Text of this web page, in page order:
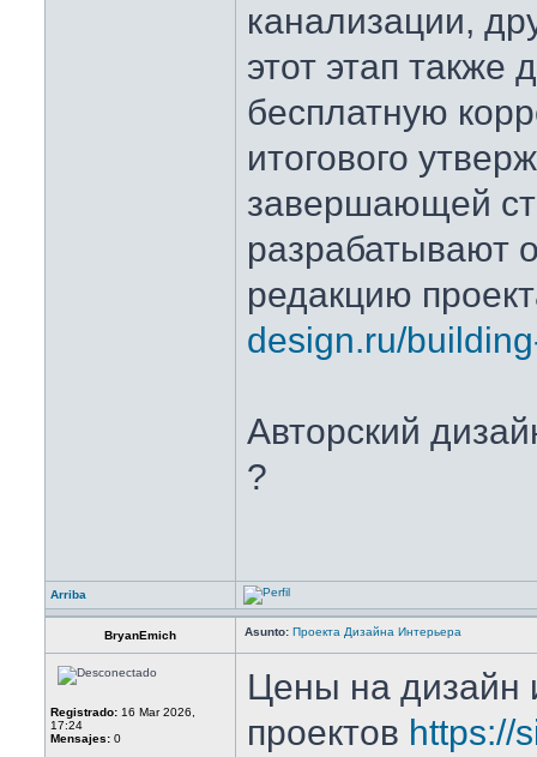
канализации,
этот этап также
бесплатную
итогового
завершающей
разрабатывают
редакцию
design.ru/
Авторский
?
Arriba
BryanEmich Asunto: Проекта Дизайна Интерьера
Registrado: 16 Mar 2026,
17:24
Mensajes: 0
Цены на дизайн
проектов https://